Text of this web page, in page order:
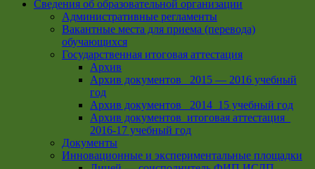
Сведения об образовательной организации
Административные регламенты
Вакантные места для приема (перевода)
обучающихся
Государственная итоговая аттестация
Архив
Архив документов _2015 — 2016 учебный
год
Архив документов_ 2014_15 учебный год
Архив документов_итоговая аттестация_
2016-17 учебный год
Документы
Инновационные и экспериментальные площадки